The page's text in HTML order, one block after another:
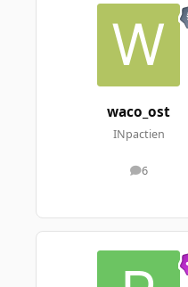
waco_ost
INpactien
6
messages